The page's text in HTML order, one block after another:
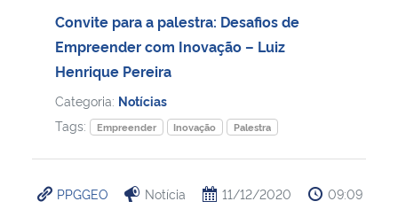
Convite para a palestra: Desafios de
Empreender com Inovação – Luiz
Henrique Pereira
Categoria: Notícias
Tags:
Empreender Inovação Palestra
PPGGEO Notícia 11/12/2020 09:09